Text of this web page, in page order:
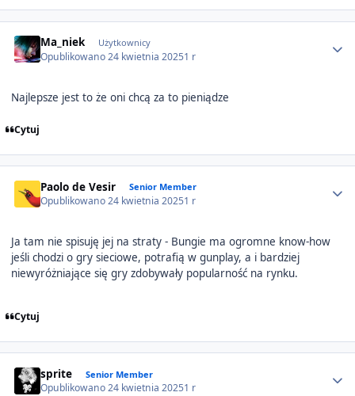
Ma_niek Użytkownicy
Opublikowano24 kwietnia 20251 r
Najlepsze jest to że oni chcą za to pieniądze
Cytuj
Paolo de Vesir Senior Member
Opublikowano24 kwietnia 20251 r
Ja tam nie spisuję jej na straty - Bungie ma ogromne know-how
jeśli chodzi o gry sieciowe, potrafią w gunplay, a i bardziej
niewyróżniające się gry zdobywały popularność na rynku.
Cytuj
sprite Senior Member
Opublikowano24 kwietnia 20251 r